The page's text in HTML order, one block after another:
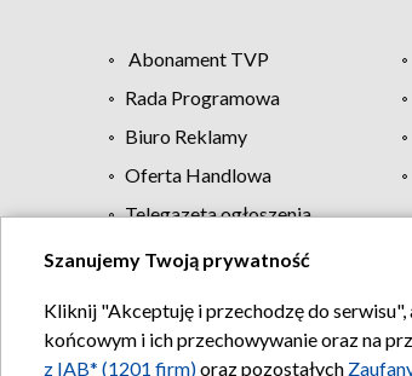
Abonament TVP
Rada Programowa
Biuro Reklamy
Oferta Handlowa
Telegazeta ogłoszenia
Szanujemy Twoją prywatność
Kliknij "Akceptuję i przechodzę do
końcowym i ich przechowywanie oraz na
z IAB* (1201 firm)oraz pozostałych